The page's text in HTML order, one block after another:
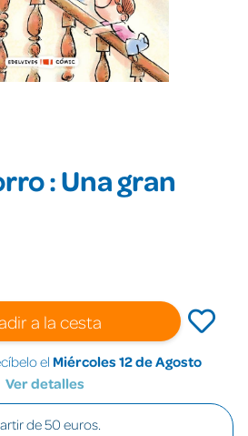
: Una gran
a la cesta
el Miércoles 12 de Agosto
Ver detalles
de 50 euros.